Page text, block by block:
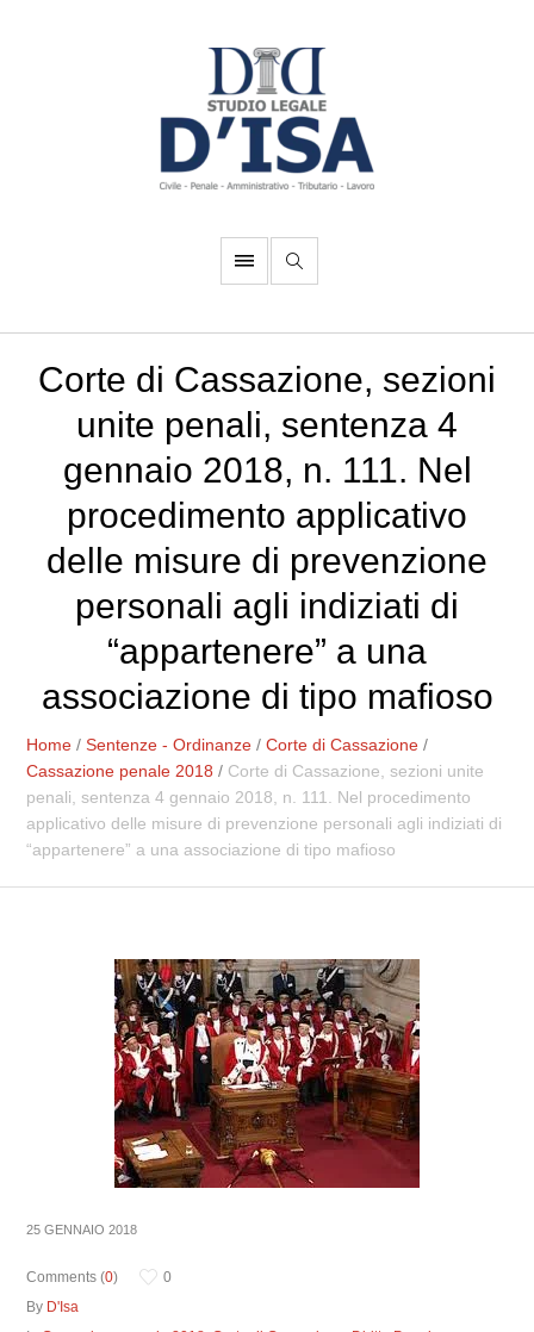
Corte di Cassazione, sezioni
unite penali, sentenza 4
gennaio 2018, n. 111. Nel
procedimento applicativo
delle misure di prevenzione
personali agli indiziati di
“appartenere” a una
associazione di tipo mafioso
Home /Sentenze - Ordinanze /Corte di Cassazione /
Cassazione penale 2018 / Corte di Cassazione, sezioni unite
penali, sentenza 4 gennaio 2018, n. 111. Nel procedimento
applicativo delle misure di prevenzione personali agli indiziati di
“appartenere” a una associazione di tipo mafioso
25 GENNAIO 2018
Comments (0)
0
By D'Isa